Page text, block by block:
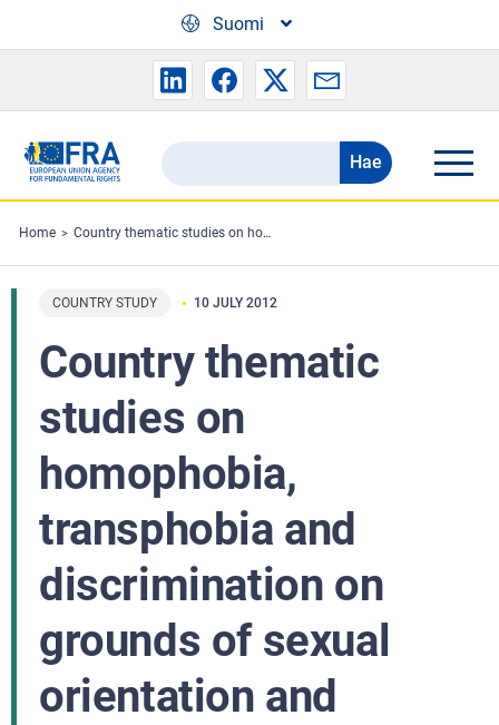
Suomi
Search
the
FRA
website
Hae
Home Country thematic studies on homophobia, transphobia and discrimination on grounds of sexual orientation and gender identity – 2010 update
COUNTRY STUDY 10 JULY 2012
Country thematic
studies on
homophobia,
transphobia and
discrimination on
grounds of sexual
orientation and